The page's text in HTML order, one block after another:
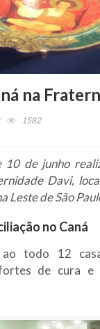
na
1582
10 de junho
Davi,
Leste de São
no Caná
ao todo 12
de cura e